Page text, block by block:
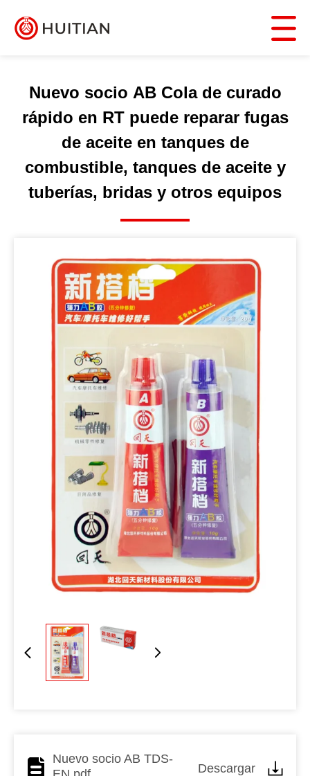
Nuevo socio AB Cola de curado
rápido en RT puede reparar fugas
de aceite en tanques de
combustible, tanques de aceite y
tuberías, bridas y otros equipos
Nuevo socio AB TDS-
Descargar